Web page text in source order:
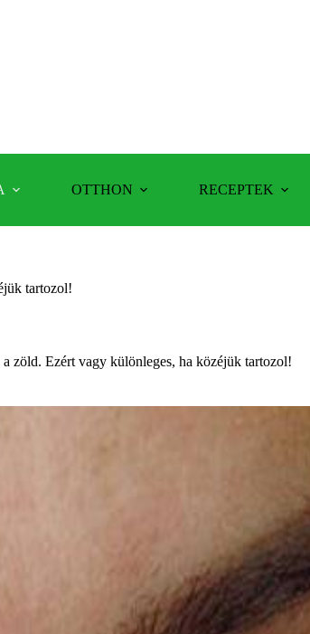
OTTHON RECEPTEK
tartozol!
zöld. Ezért vagy különleges, ha közéjük tartozol!